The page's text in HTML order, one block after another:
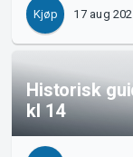
Kjøp 17 aug
Historisk
kl 14